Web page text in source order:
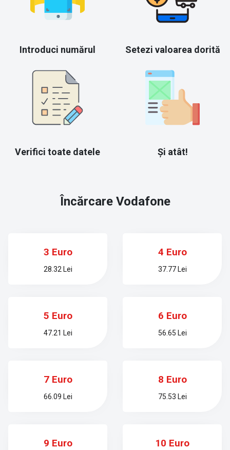
Introduci numărul Setezi valoarea dorită
Verifici toate datele Și atât!
Încărcare Vodafone
3 Euro
28.32 Lei
4 Euro
37.77 Lei
5 Euro
47.21 Lei
6 Euro
56.65 Lei
7 Euro
66.09 Lei
8 Euro
75.53 Lei
9 Euro 10 Euro